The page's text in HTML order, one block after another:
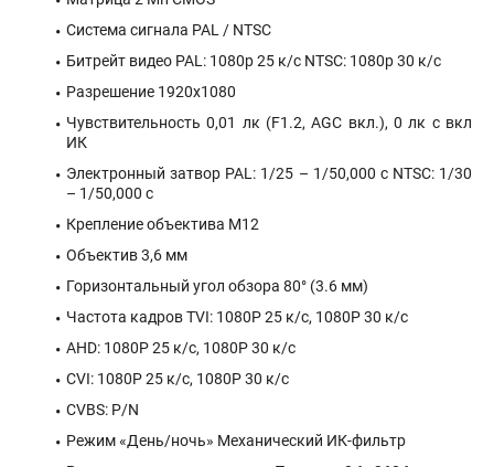
Система сигнала PAL / NTSC
Битрейт видео PAL: 1080p 25 к/с NTSC: 1080p 30 к/с
Разрешение 1920х1080
Чувствительность 0,01 лк (F1.2, AGC вкл.), 0 лк с вкл
ИК
Электронный затвор PAL: 1/25 – 1/50,000 с NTSC: 1/30
– 1/50,000 с
Крепление объектива М12
Объектив 3,6 мм
Горизонтальный угол обзора 80° (3.6 мм)
Частота кадров TVI: 1080P 25 к/с, 1080P 30 к/с
AHD: 1080P 25 к/с, 1080P 30 к/с
CVI: 1080P 25 к/с, 1080P 30 к/с
CVBS: P/N
Режим «День/ночь» Механический ИК-фильтр